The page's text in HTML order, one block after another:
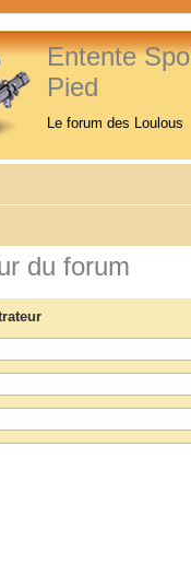
Entente
Pied
Le forum des Loulous
du forum